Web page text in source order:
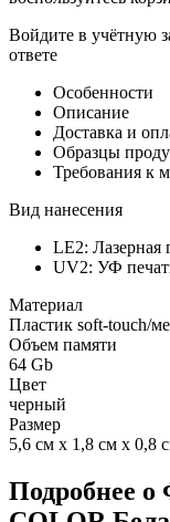
Войдите в учётную
ответе
Особенности
Описание
Доставка и
Образцы
Требования к
Вид нанесения
LE2: Лазерная
UV2: УФ
Материал
Пластик soft-touch/
Объем памяти
64 Gb
Цвет
черный
Размер
5,6 см х 1,8 см х 0,8
Подробнее